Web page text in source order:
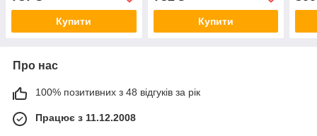
Купити Купити
Про нас
100% позитивних з 48 відгуків за рік
Працює з 11.12.2008